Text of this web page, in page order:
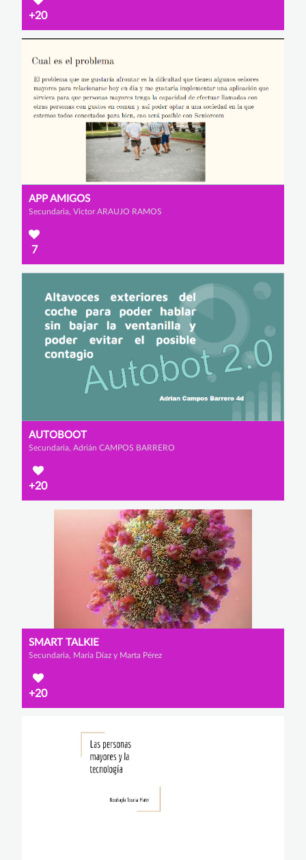
+20
APP AMIGOS
Secundaria, Victor ARAUJO RAMOS
7
AUTOBOOT
Secundaria, Adrián CAMPOS BARRERO
+20
SMART TALKIE
Secundaria, María Díaz y Marta Pérez
+20